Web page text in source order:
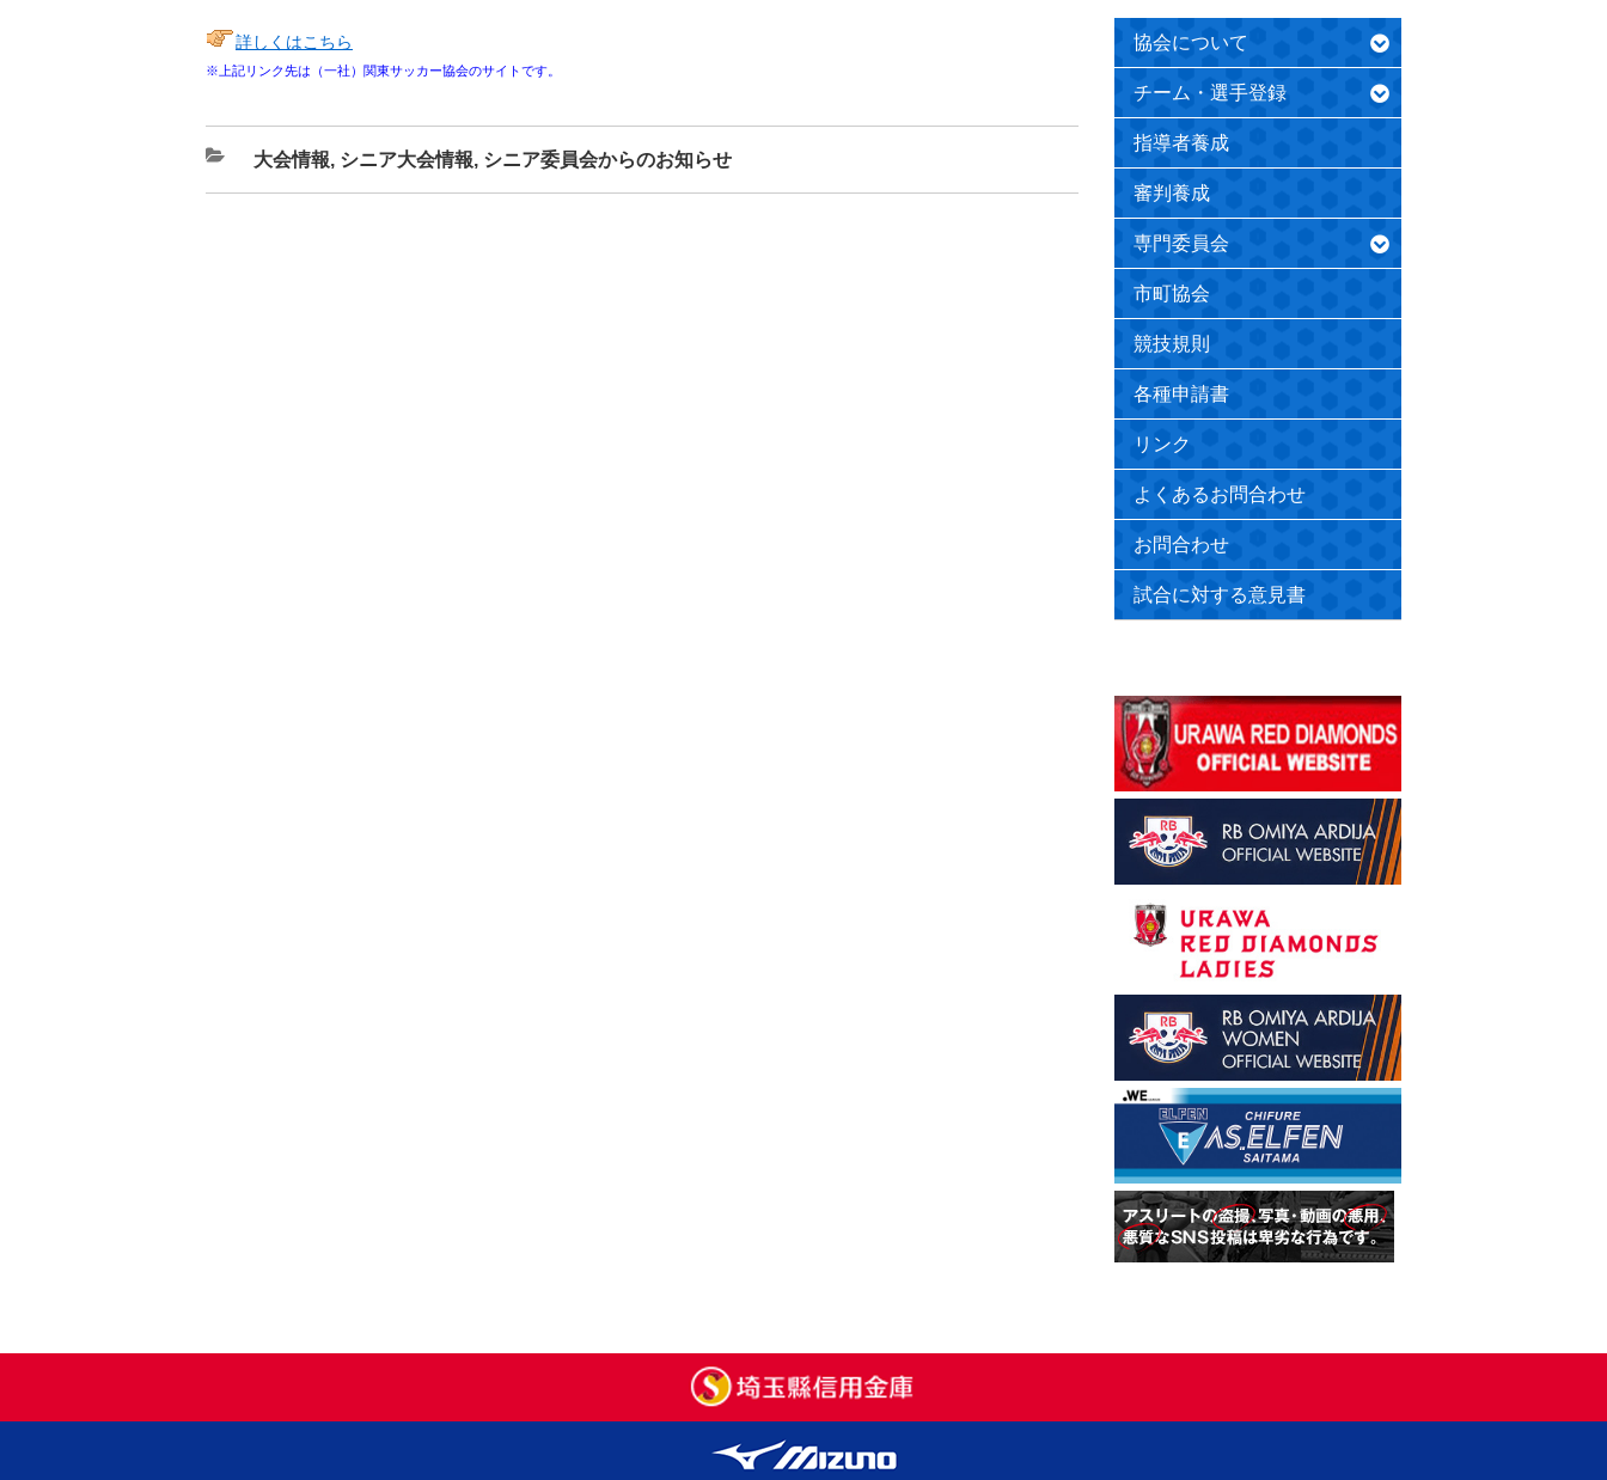
詳しくはこちら
※上記リンク先は（一社）関東サッカー協会のサイトです。
カ
テ
大会情報, シニア大会情報, シニア委員会からのお知らせ
協会について
チーム・選手登録
指導者養成
審判養成
専門委員会
市町協会
競技規則
各種申請書
リンク
よくあるお問合わせ
お問合わせ
試合に対する意見書